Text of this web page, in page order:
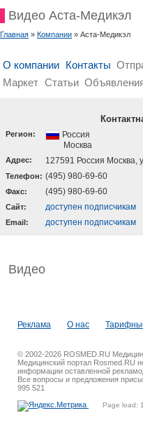
Видео Аста-Медикэл
Главная » Компании » Аста-Медикэл
О компании Контакты
Маркет Статьи
Регион:
Россия
Москва
Адрес: 127591 Россия Москва,
Телефон: (495) 980-69-60
Факс: (495) 980-69-60
Cайт: доступен подписчикам
Email: доступен подписчикам
Видео
Реклама О нас
© 2002-2026 ROSMED.RU
Медицинский портал Rosmed.RU
информации оставленной
Все вопросы и предложения
995 521
Page load: